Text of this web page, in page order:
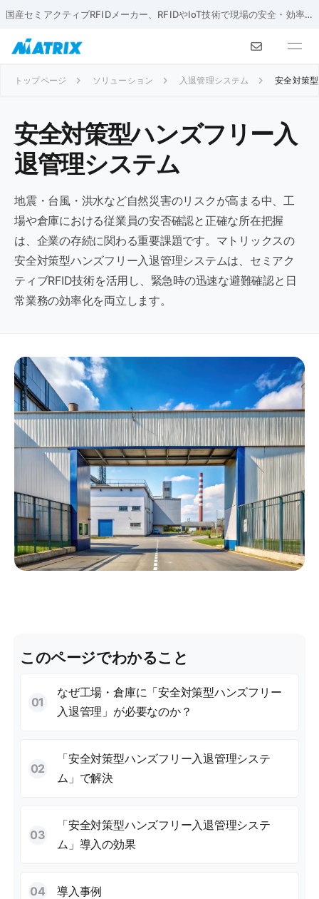
国産セミアクティブRFIDメーカー、RFIDやIoT技術で現場の安全・効率化を実現
トップページ ソリューション 入退管理システム 安全対策
安全対策型ハンズフリー入
退管理システム
地震・台風・洪水など自然災害のリスクが高まる中、工
場や倉庫における従業員の安否確認と正確な所在把握
は、企業の存続に関わる重要課題です。マトリックスの
安全対策型ハンズフリー入退管理システムは、セミアク
ティブRFID技術を活用し、緊急時の迅速な避難確認と日
常業務の効率化を両立します。
このページでわかること
なぜ工場・倉庫に「安全対策型ハンズフリー
入退管理」が必要なのか？
「安全対策型ハンズフリー入退管理システ
ム」で解決
「安全対策型ハンズフリー入退管理システ
ム」導入の効果
導入事例